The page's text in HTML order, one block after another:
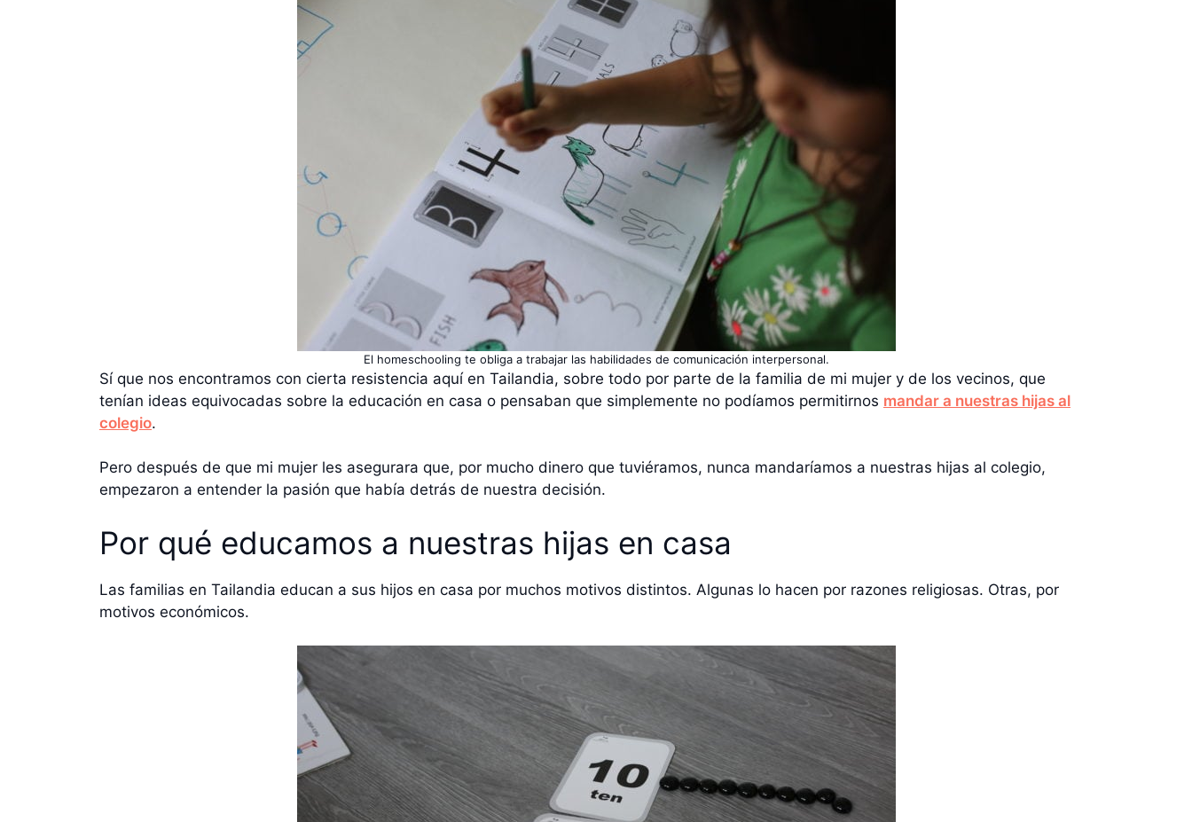
El homeschooling te obliga a trabajar las habilidades de comunicación interpersonal.
Sí que nos encontramos con cierta resistencia aquí en Tailandia, sobre todo por parte de la familia de mi mujer y de los vecinos, que
tenían ideas equivocadas sobre la educación en casa o pensaban que simplemente no podíamos permitirnos mandar a nuestras hijas al
colegio.
Pero después de que mi mujer les asegurara que, por mucho dinero que tuviéramos, nunca mandaríamos a nuestras hijas al colegio,
empezaron a entender la pasión que había detrás de nuestra decisión.
Por qué educamos a nuestras hijas en casa
Las familias en Tailandia educan a sus hijos en casa por muchos motivos distintos. Algunas lo hacen por razones religiosas. Otras, por
motivos económicos.